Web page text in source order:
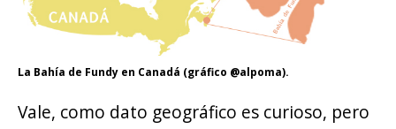
La Bahía de Fundy en Canadá (gráfico @alpoma).
Vale, como dato geográfico es curioso, pero